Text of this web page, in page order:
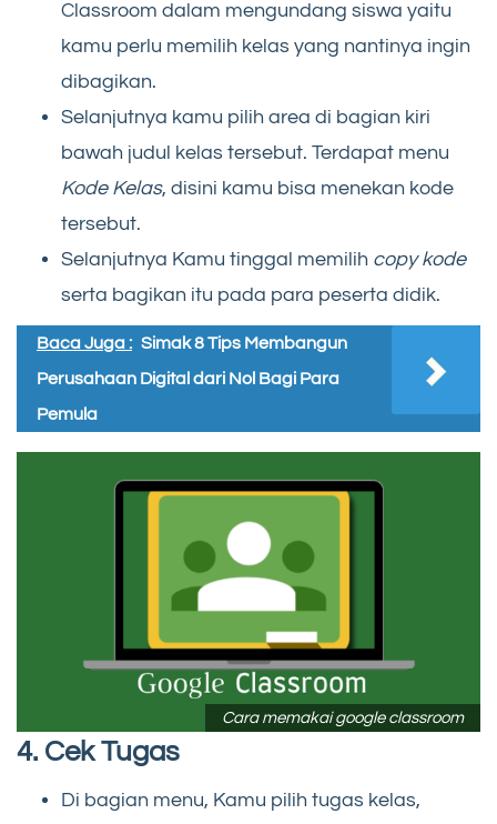
Classroom dalam mengundang siswa yaitu
kamu perlu memilih kelas yang nantinya ingin
dibagikan.
Selanjutnya kamu pilih area di bagian kiri
bawah judul kelas tersebut. Terdapat menu
Kode Kelas, disini kamu bisa menekan kode
tersebut.
Selanjutnya Kamu tinggal memilih copy kode
serta bagikan itu pada para peserta didik.
Baca Juga : Simak 8 Tips Membangun
Perusahaan Digital dari Nol Bagi Para
Pemula
Cara memakai google classroom
4. Cek Tugas
Di bagian menu, Kamu pilih tugas kelas,